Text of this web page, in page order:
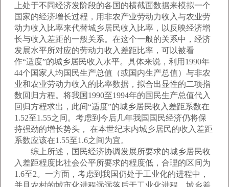
上处于不同经济发阶段的各国的横截面数据来模拟一个
国家的经济增长过程，用非农产业劳动力收入与农业劳
动力收入比率来代替城乡居民收入比率，以反映经济增
长与收入差距的一般关系。在这个一般的关系中，经济
发展水平所对应的劳动力收入差距比率，可以被看
作“适度”的城乡居民收入水平。具体来说，利用1990年
44个国家人均国民生产总值（或国内生产总值）与非农
业和农业劳动力收入的比率数据，拟合出显性的二项指
数回归方程。将我国1990至1994年的国民生产总值代入
回归方程求出，此间“适度”的城乡居民收入差距系数在
1.52至1.55之间。考虑到今后几年我国国民经济仍将保
持强劲的增长势头， 在本世纪末内城乡居民的收入差距
系数应该在1.55至1.6之间为宜。
综上所述，国民经济协调发展所要求的城乡居民收
入差距程度比社会公平所要求的程度低，合理的区间为
1.6至2。一方面，考虑到我国仍处于工业化的进程中，
并且农村的城市化进程远远落后于工业化进程，城乡差